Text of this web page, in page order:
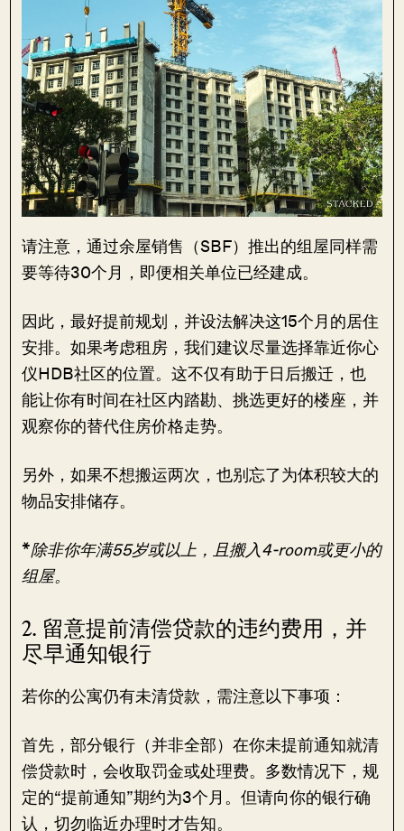
请注意，通过余屋销售（SBF）推出的组屋同样需
要等待30个月，即便相关单位已经建成。
因此，最好提前规划，并设法解决这15个月的居住
安排。如果考虑租房，我们建议尽量选择靠近你心
仪HDB社区的位置。这不仅有助于日后搬迁，也
能让你有时间在社区内踏勘、挑选更好的楼座，并
观察你的替代住房价格走势。
另外，如果不想搬运两次，也别忘了为体积较大的
物品安排储存。
*除非你年满55岁或以上，且搬入4-room或更小的
组屋。
2. 留意提前清偿贷款的违约费用，并
尽早通知银行
若你的公寓仍有未清贷款，需注意以下事项：
首先，部分银行（并非全部）在你未提前通知就清
偿贷款时，会收取罚金或处理费。多数情况下，规
定的“提前通知”期约为3个月。但请向你的银行确
认，切勿临近办理时才告知。